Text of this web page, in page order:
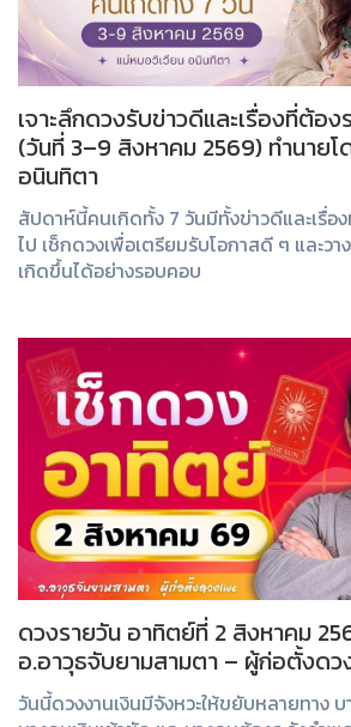
เจาะลึกดวงรับข่าวดีและเรื่องที่ต้อ
(วันที่ 3–9 สิงหาคม 2569) ทำนายโ
อนินทิตา
สัปดาห์นี้คนเกิดทั้ง 7 วันมีทั้งข่าวดีและเรื่อ
ไป เช็กดวงเพื่อเตรียมรับโอกาสดี ๆ และว
เกิดขึ้นได้อย่างรอบคอบ
ดวงรายวัน อาทิตย์ที่ 2 สิงหาคม
อ.อาวุธจับยามสามตา – ผู้ก่อตั้งดว
วันนี้ดวงงานเงินมีจังหวะให้ขยับหลายทาง